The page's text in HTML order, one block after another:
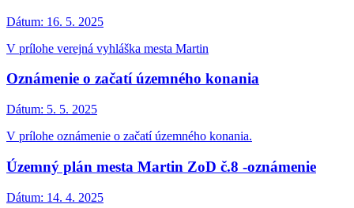
Dátum: 16. 5. 2025
V prílohe verejná vyhláška mesta Martin
Oznámenie o začatí územného konania
Dátum: 5. 5. 2025
V prílohe oznámenie o začatí územného konania.
Územný plán mesta Martin ZoD č.8 -oznámenie
Dátum: 14. 4. 2025